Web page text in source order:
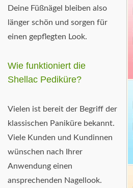
Deine Füßnägel bleiben also
länger schön und sorgen für
einen gepflegten Look.
Wie funktioniert die
Shellac Pediküre?
Vielen ist bereit der Begriff der
klassischen Paniküre bekannt.
Viele Kunden und Kundinnen
wünschen nach Ihrer
Anwendung einen
ansprechenden Nagellook.